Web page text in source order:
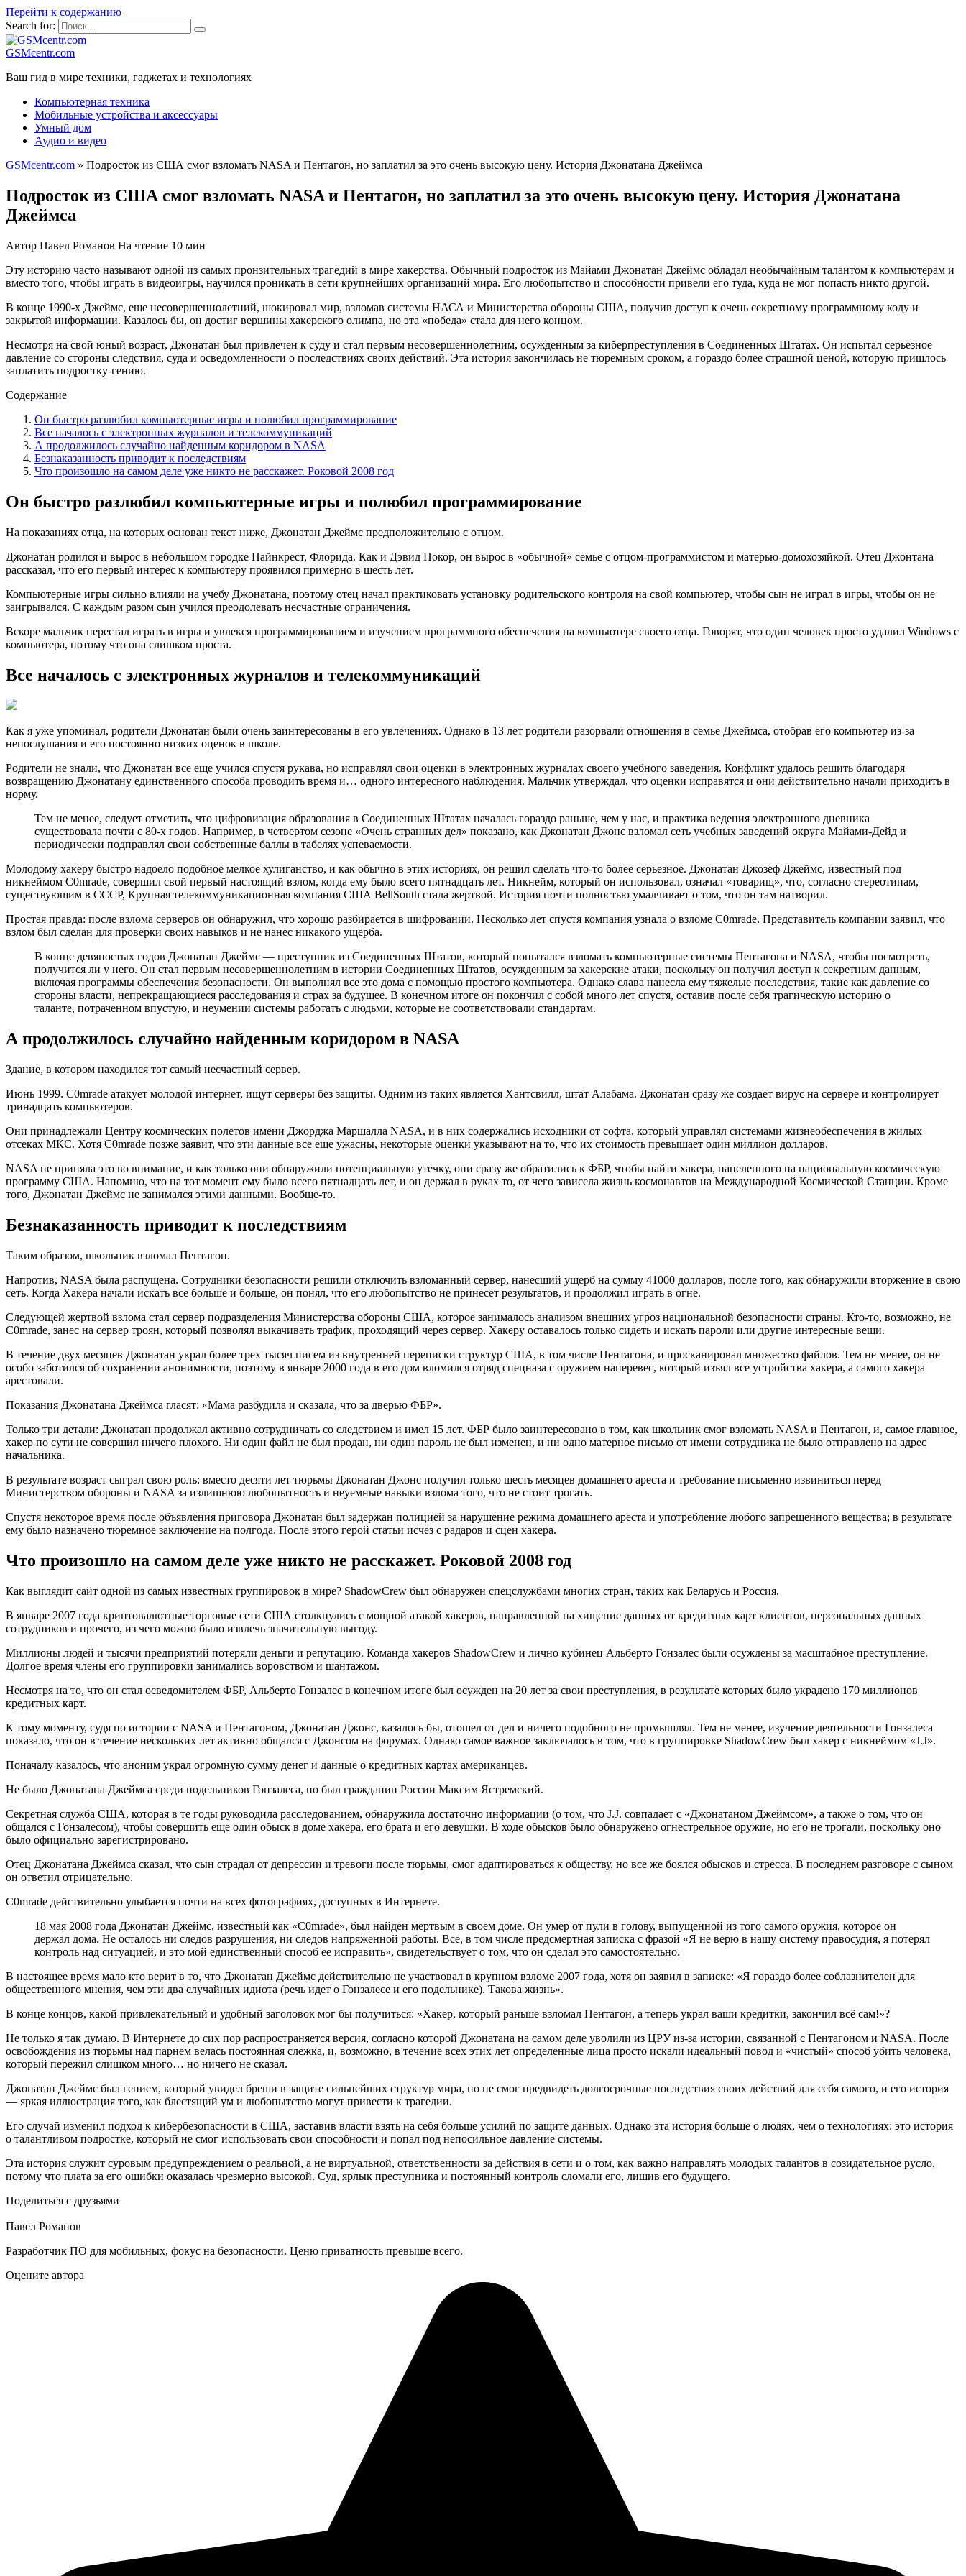
Перейти к содержанию
Search for:
GSMcentr.com
Ваш гид в мире техники, гаджетах и технологиях
Компьютерная техника
Мобильные устройства и аксессуары
Умный дом
Аудио и видео
GSMcentr.com » Подросток из США смог взломать NASA и Пентагон, но заплатил за это очень высокую цену. История Джонатана Джеймса
Подросток из США смог взломать NASA и Пентагон, но заплатил за это очень высокую цену. История Джонатана
Джеймса
Автор Павел Романов На чтение 10 мин
Эту историю часто называют одной из самых пронзительных трагедий в мире хакерства. Обычный подросток из Майами Джонатан Джеймс обладал необычайным талантом к компьютерам и
вместо того, чтобы играть в видеоигры, научился проникать в сети крупнейших организаций мира. Его любопытство и способности привели его туда, куда не мог попасть никто другой.
В конце 1990-х Джеймс, еще несовершеннолетний, шокировал мир, взломав системы НАСА и Министерства обороны США, получив доступ к очень секретному программному коду и
закрытой информации. Казалось бы, он достиг вершины хакерского олимпа, но эта «победа» стала для него концом.
Несмотря на свой юный возраст, Джонатан был привлечен к суду и стал первым несовершеннолетним, осужденным за киберпреступления в Соединенных Штатах. Он испытал серьезное
давление со стороны следствия, суда и осведомленности о последствиях своих действий. Эта история закончилась не тюремным сроком, а гораздо более страшной ценой, которую пришлось
заплатить подростку-гению.
Содержание
Он быстро разлюбил компьютерные игры и полюбил программирование
Все началось с электронных журналов и телекоммуникаций
А продолжилось случайно найденным коридором в NASA
Безнаказанность приводит к последствиям
Что произошло на самом деле уже никто не расскажет. Роковой 2008 год
Он быстро разлюбил компьютерные игры и полюбил программирование
На показаниях отца, на которых основан текст ниже, Джонатан Джеймс предположительно с отцом.
Джонатан родился и вырос в небольшом городке Пайнкрест, Флорида. Как и Дэвид Покор, он вырос в «обычной» семье с отцом-программистом и матерью-домохозяйкой. Отец Джонтана
рассказал, что его первый интерес к компьютеру проявился примерно в шесть лет.
Компьютерные игры сильно влияли на учебу Джонатана, поэтому отец начал практиковать установку родительского контроля на свой компьютер, чтобы сын не играл в игры, чтобы он не
заигрывался. С каждым разом сын учился преодолевать несчастные ограничения.
Вскоре мальчик перестал играть в игры и увлекся программированием и изучением программного обеспечения на компьютере своего отца. Говорят, что один человек просто удалил Windows с
компьютера, потому что она слишком проста.
Все началось с электронных журналов и телекоммуникаций
Как я уже упоминал, родители Джонатан были очень заинтересованы в его увлечениях. Однако в 13 лет родители разорвали отношения в семье Джеймса, отобрав его компьютер из-за
непослушания и его постоянно низких оценок в школе.
Родители не знали, что Джонатан все еще учился спустя рукава, но исправлял свои оценки в электронных журналах своего учебного заведения. Конфликт удалось решить благодаря
возвращению Джонатану единственного способа проводить время и… одного интересного наблюдения. Мальчик утверждал, что оценки исправятся и они действительно начали приходить в
норму.
Тем не менее, следует отметить, что цифровизация образования в Соединенных Штатах началась гораздо раньше, чем у нас, и практика ведения электронного дневника
существовала почти с 80-х годов. Например, в четвертом сезоне «Очень странных дел» показано, как Джонатан Джонс взломал сеть учебных заведений округа Майами-Дейд и
периодически подправлял свои собственные баллы в табелях успеваемости.
Молодому хакеру быстро надоело подобное мелкое хулиганство, и как обычно в этих историях, он решил сделать что-то более серьезное. Джонатан Джозеф Джеймс, известный под
никнеймом C0mrade, совершил свой первый настоящий взлом, когда ему было всего пятнадцать лет. Никнейм, который он использовал, означал «товарищ», что, согласно стереотипам,
существующим в СССР, Крупная телекоммуникационная компания США BellSouth стала жертвой. История почти полностью умалчивает о том, что он там натворил.
Простая правда: после взлома серверов он обнаружил, что хорошо разбирается в шифровании. Несколько лет спустя компания узнала о взломе C0mrade. Представитель компании заявил, что
взлом был сделан для проверки своих навыков и не нанес никакого ущерба.
В конце девяностых годов Джонатан Джеймс — преступник из Соединенных Штатов, который попытался взломать компьютерные системы Пентагона и NASA, чтобы посмотреть,
получится ли у него. Он стал первым несовершеннолетним в истории Соединенных Штатов, осужденным за хакерские атаки, поскольку он получил доступ к секретным данным,
включая программы обеспечения безопасности. Он выполнял все это дома с помощью простого компьютера. Однако слава нанесла ему тяжелые последствия, такие как давление со
стороны власти, непрекращающиеся расследования и страх за будущее. В конечном итоге он покончил с собой много лет спустя, оставив после себя трагическую историю о
таланте, потраченном впустую, и неумении системы работать с людьми, которые не соответствовали стандартам.
А продолжилось случайно найденным коридором в NASA
Здание, в котором находился тот самый несчастный сеpвер.
Июнь 1999. C0mrade атакует молодой интернет, ищут серверы без защиты. Одним из таких является Хантсвилл, штат Алабама. Джонатан сразу же создает вирус на сервере и контролирует
тринадцать компьютеров.
Они принадлежали Центру космических полетов имени Джорджа Маршалла NASA, и в них содержались исходники от софта, который управлял системами жизнеобеспечения в жилых
отсеках МКС. Хотя C0mrade позже заявит, что эти данные все еще ужасны, некоторые оценки указывают на то, что их стоимость превышает один миллион долларов.
NASA не приняла это во внимание, и как только они обнаружили потенциальную утечку, они сразу же обратились к ФБР, чтобы найти хакера, нацеленного на национальную космическую
программу США. Напомню, что на тот момент ему было всего пятнадцать лет, и он держал в руках то, от чего зависела жизнь космонавтов на Международной Космической Станции. Кроме
того, Джонатан Джеймс не занимался этими данными. Вообще-то.
Безнаказанность приводит к последствиям
Таким образом, школьник взломал Пентагон.
Напротив, NASA была распущена. Сотрудники безопасности решили отключить взломанный сервер, нанесший ущерб на сумму 41000 долларов, после того, как обнаружили вторжение в свою
сеть. Когда Хакера начали искать все больше и больше, он понял, что его любопытство не принесет результатов, и продолжил играть в огне.
Следующей жертвой взлома стал сервер подразделения Министерства обороны США, которое занималось анализом внешних угроз национальной безопасности страны. Кто-то, возможно, не
C0mrade, занес на сервер троян, который позволял выкачивать трафик, проходящий через сервер. Хакеру оставалось только сидеть и искать пароли или другие интересные вещи.
В течение двух месяцев Джонатан украл более трех тысяч писем из внутренней переписки структур США, в том числе Пентагона, и просканировал множество файлов. Тем не менее, он не
особо заботился об сохранении анонимности, поэтому в январе 2000 года в его дом вломился отряд спецназа с оружием наперевес, который изъял все устройства хакера, а самого хакера
арестовали.
Показания Джонатана Джеймса гласят: «Мама разбудила и сказала, что за дверью ФБР».
Только три детали: Джонатан продолжал активно сотрудничать со следствием и имел 15 лет. ФБР было заинтересовано в том, как школьник смог взломать NASA и Пентагон, и, самое главное,
хакер по сути не совершил ничего плохого. Ни один файл не был продан, ни один пароль не был изменен, и ни одно матерное письмо от имени сотрудника не было отправлено на адрес
начальника.
В результате возраст сыграл свою роль: вместо десяти лет тюрьмы Джонатан Джонс получил только шесть месяцев домашнего ареста и требование письменно извиниться перед
Министерством обороны и NASA за излишнюю любопытность и неуемные навыки взлома того, что не стоит трогать.
Спустя некоторое время после объявления приговора Джонатан был задержан полицией за нарушение режима домашнего ареста и употребление любого запрещенного вещества; в результате
ему было назначено тюремное заключение на полгода. После этого герой статьи исчез с радаров и сцен хакера.
Что произошло на самом деле уже никто не расскажет. Роковой 2008 год
Как выглядит сайт одной из самых известных группировок в мире? ShadowCrew был обнаружен спецслужбами многих стран, таких как Беларусь и Россия.
В январе 2007 года криптовалютные торговые сети США столкнулись с мощной атакой хакеров, направленной на хищение данных от кредитных карт клиентов, персональных данных
сотрудников и прочего, из чего можно было извлечь значительную выгоду.
Миллионы людей и тысячи предприятий потеряли деньги и репутацию. Команда хакеров ShadowCrew и лично кубинец Альберто Гонзалес были осуждены за масштабное преступление.
Долгое время члены его группировки занимались воровством и шантажом.
Несмотря на то, что он стал осведомителем ФБР, Альберто Гонзалес в конечном итоге был осужден на 20 лет за свои преступления, в результате которых было украдено 170 миллионов
кредитных карт.
К тому моменту, судя по истории с NASA и Пентагоном, Джонатан Джонс, казалось бы, отошел от дел и ничего подобного не промышлял. Тем не менее, изучение деятельности Гонзалеса
показало, что он в течение нескольких лет активно общался с Джонсом на форумах. Однако самое важное заключалось в том, что в группировке ShadowCrew был хакер с никнеймом «J.J».
Поначалу казалось, что аноним украл огромную сумму денег и данные о кредитных картах американцев.
Не было Джонатана Джеймса среди подельников Гонзалеса, но был гражданин России Максим Ястремский.
Секретная служба США, которая в те годы руководила расследованием, обнаружила достаточно информации (о том, что J.J. совпадает с «Джонатаном Джеймсом», а также о том, что он
общался с Гонзалесом), чтобы совершить еще один обыск в доме хакера, его брата и его девушки. В ходе обысков было обнаружено огнестрельное оружие, но его не трогали, поскольку оно
было официально зарегистрировано.
Отец Джонатана Джеймса сказал, что сын страдал от депрессии и тревоги после тюрьмы, смог адаптироваться к обществу, но все же боялся обысков и стресса. В последнем разговоре с сыном
он ответил отрицательно.
C0mrade действительно улыбается почти на всех фотографиях, доступных в Интернете.
18 мая 2008 года Джонатан Джеймс, известный как «C0mrade», был найден мертвым в своем доме. Он умер от пули в голову, выпущенной из того самого оружия, которое он
держал дома. Не осталось ни следов разрушения, ни следов напряженной работы. Все, в том числе предсмертная записка с фразой «Я не верю в нашу систему правосудия, я потерял
контроль над ситуацией, и это мой единственный способ ее исправить», свидетельствует о том, что он сделал это самостоятельно.
В настоящее время мало кто верит в то, что Джонатан Джеймс действительно не участвовал в крупном взломе 2007 года, хотя он заявил в записке: «Я гораздо более соблазнителен для
общественного мнения, чем эти два случайных идиота (речь идет о Гонзалесе и его подельнике). Такова жизнь».
В конце концов, какой привлекательный и удобный заголовок мог бы получиться: «Хакер, который раньше взломал Пентагон, а теперь украл ваши кредитки, закончил всё сам!»?
Не только я так думаю. В Интернете до сих пор распространяется версия, согласно которой Джонатана на самом деле уволили из ЦРУ из-за истории, связанной с Пентагоном и NASA. После
освобождения из тюрьмы над парнем велась постоянная слежка, и, возможно, в течение всех этих лет определенные лица просто искали идеальный повод и «чистый» способ убить человека,
который пережил слишком много… но ничего не сказал.
Джонатан Джеймс был гением, который увидел бреши в защите сильнейших структур мира, но не смог предвидеть долгосрочные последствия своих действий для себя самого, и его история
— яркая иллюстрация того, как блестящий ум и любопытство могут привести к трагедии.
Его случай изменил подход к кибербезопасности в США, заставив власти взять на себя больше усилий по защите данных. Однако эта история больше о людях, чем о технологиях: это история
о талантливом подростке, который не смог использовать свои способности и попал под непосильное давление системы.
Эта история служит суровым предупреждением о реальной, а не виртуальной, ответственности за действия в сети и о том, как важно направлять молодых талантов в созидательное русло,
потому что плата за его ошибки оказалась чрезмерно высокой. Суд, ярлык преступника и постоянный контроль сломали его, лишив его будущего.
Поделиться с друзьями
Павел Романов
Разработчик ПО для мобильных, фокус на безопасности. Ценю приватность превыше всего.
Оцените автора